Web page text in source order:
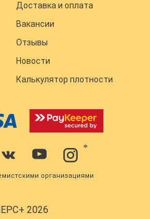
Доставка и оплата
Вакансии
Отзывы
Новости
Калькулятор плотности
2026
*
организациями